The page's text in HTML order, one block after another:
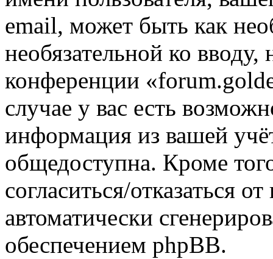
email, может быть как
необязательной ко
конференции
случае у вас есть
информация из вашей
общедоступна. Кроме
согласиться/отказаться
автоматически
обеспечением phpBB.